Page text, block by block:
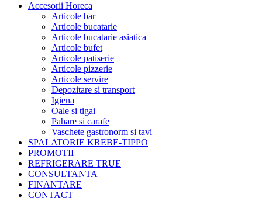
Accesorii Horeca
Articole bar
Articole bucatarie
Articole bucatarie asiatica
Articole bufet
Articole patiserie
Articole pizzerie
Articole servire
Depozitare si transport
Igiena
Oale si tigai
Pahare si carafe
Vaschete gastronorm si tavi
SPALATORIE KREBE-TIPPO
PROMOTII
REFRIGERARE TRUE
CONSULTANTA
FINANTARE
CONTACT